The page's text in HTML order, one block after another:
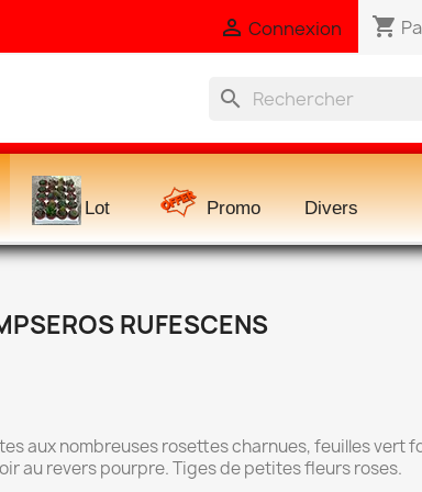
 Connexion shopping_cart
search
Lot Promo Divers
RUFESCENS
aux nombreuses rosettes charnues, feuilles vert
au revers pourpre. Tiges de petites fleurs roses.